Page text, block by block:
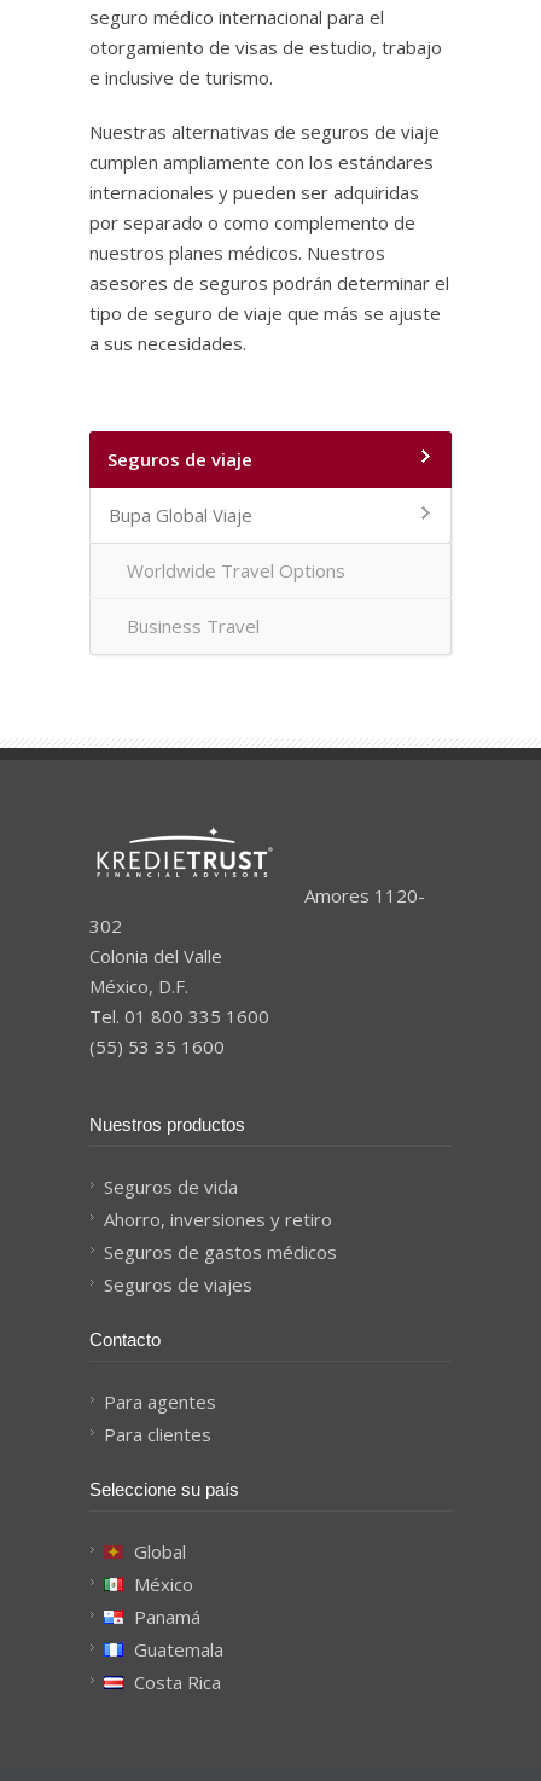
seguro médico internacional para el
otorgamiento de visas de estudio, trabajo
e inclusive de turismo.
Nuestras alternativas de seguros de viaje
cumplen ampliamente con los estándares
internacionales y pueden ser adquiridas
por separado o como complemento de
nuestros planes médicos. Nuestros
asesores de seguros podrán determinar el
tipo de seguro de viaje que más se ajuste
a sus necesidades.
Seguros de viaje
Bupa Global Viaje
Worldwide Travel Options
Business Travel
Amores 1120-
302
Colonia del Valle
México, D.F.
Tel. 01 800 335 1600
(55) 53 35 1600
Nuestros productos
Seguros de vida
Ahorro, inversiones y retiro
Seguros de gastos médicos
Seguros de viajes
Contacto
Para agentes
Para clientes
Seleccione su país
Global
México
Panamá
Guatemala
Costa Rica